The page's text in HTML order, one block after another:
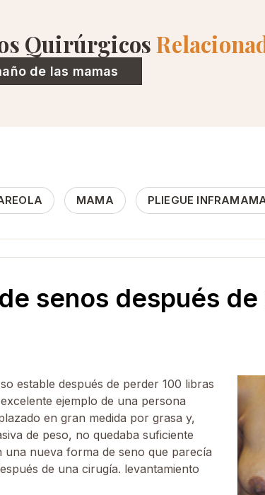
Quirúrgicos
de las mamas
MAMA PLIEGUE
senos después
estable después de perder 100 libras
ejemplo de una persona
en gran medida por grasa y,
de peso, no quedaba suficiente
nueva forma de seno que parecía
de una cirugía. levantamiento